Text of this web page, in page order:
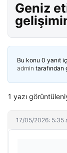
Geniz
Bu konu 0 yanıt
admin tarafından
1 yazı
17/05/2026: 5:35